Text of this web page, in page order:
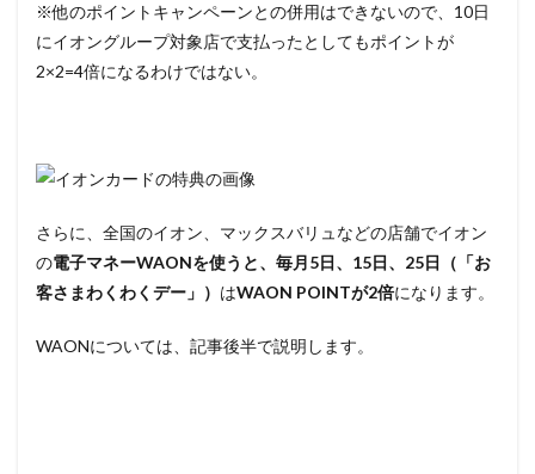
※他のポイントキャンペーンとの併用はできないので、10日
にイオングループ対象店で支払ったとしてもポイントが
2×2=4倍になるわけではない。
さらに、全国のイオン、マックスバリュなどの店舗でイオン
の電子マネーWAONを使うと、毎月5日、15日、25日（「お
客さまわくわくデー」） はWAON POINTが2倍になります。
WAONについては、記事後半で説明します。